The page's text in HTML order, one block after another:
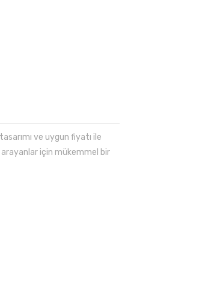
ve uygun fiyatı ile
için mükemmel bir